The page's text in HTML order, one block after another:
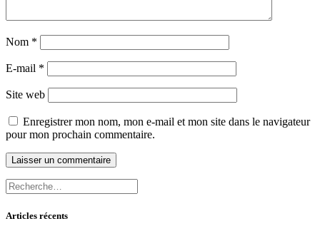
Nom *
E-mail *
Site web
Enregistrer mon nom, mon e-mail et mon site dans le navigateur
pour mon prochain commentaire.
Recherche
pour
Articles récents